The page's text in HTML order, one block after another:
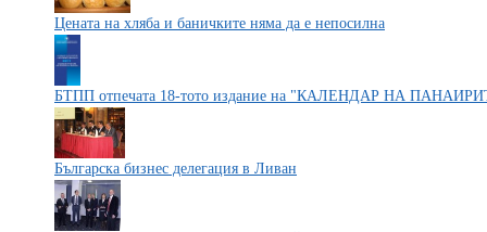
Цената на хляба и баничките няма да е непосилна
БТПП отпечата 18-тото издание на "КАЛЕНДАР НА
Българска бизнес делегация в Ливан